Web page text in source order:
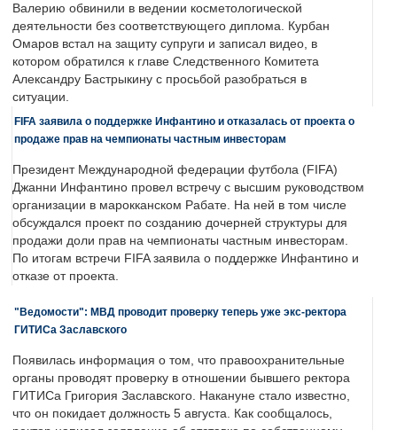
Валерию обвинили в ведении косметологической
деятельности без соответствующего диплома. Курбан
Омаров встал на защиту супруги и записал видео, в
котором обратился к главе Следственного Комитета
Александру Бастрыкину с просьбой разобраться в
ситуации.
FIFA заявила о поддержке Инфантино и отказалась от проекта о
продаже прав на чемпионаты частным инвесторам
Президент Международной федерации футбола (FIFA)
Джанни Инфантино провел встречу с высшим руководством
организации в марокканском Рабате. На ней в том числе
обсуждался проект по созданию дочерней структуры для
продажи доли прав на чемпионаты частным инвесторам.
По итогам встречи FIFA заявила о поддержке Инфантино и
отказе от проекта.
"Ведомости": МВД проводит проверку теперь уже экс-ректора
ГИТИСа Заславского
Появилась информация о том, что правоохранительные
органы проводят проверку в отношении бывшего ректора
ГИТИСа Григория Заславского. Накануне стало известно,
что он покидает должность 5 августа. Как сообщалось,